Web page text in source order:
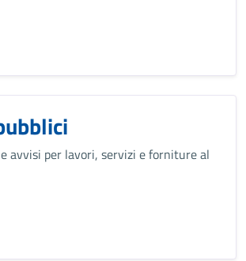
e avvisi per lavori, servizi e forniture al